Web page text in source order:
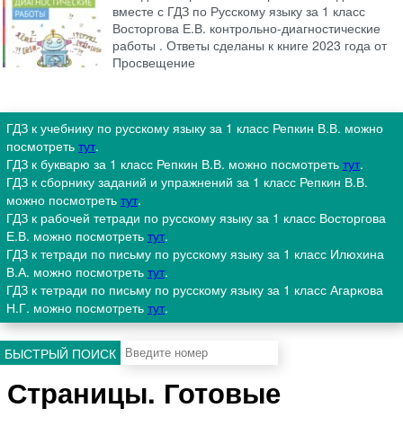
вместе с ГДЗ по Русскому языку за 1 класс
Восторгова Е.В. контрольно-диагностические
работы . Ответы сделаны к книге 2023 года от
Просвещение
ГДЗ к учебнику по русскому языку за 1 класс Репкин В.В. можно
посмотреть тут.
ГДЗ к букварю за 1 класс Репкин В.В. можно посмотреть тут.
ГДЗ к сборнику заданий и упражнений за 1 класс Репкин В.В.
можно посмотреть тут.
ГДЗ к рабочей тетради по русскому языку за 1 класс Восторгова
Е.В. можно посмотреть тут.
ГДЗ к тетради по письму по русскому языку за 1 класс Илюхина
В.А. можно посмотреть тут.
ГДЗ к тетради по письму по русскому языку за 1 класс Агаркова
Н.Г. можно посмотреть тут.
БЫСТРЫЙ ПОИСК
Страницы. Готовые